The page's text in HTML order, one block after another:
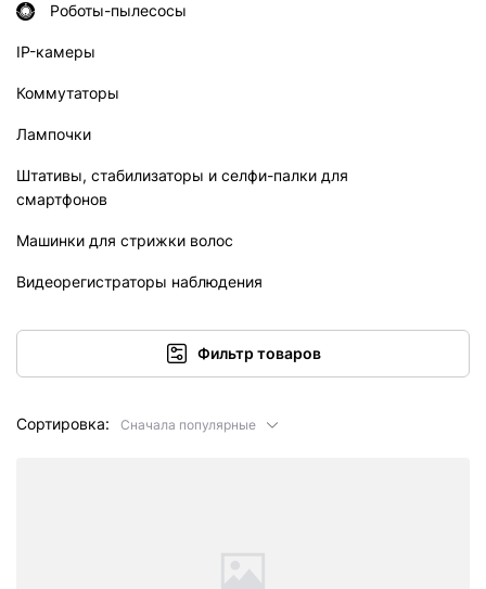
Роботы-пылесосы
IP-камеры
Коммутаторы
Лампочки
Штативы, стабилизаторы и селфи-палки для
смартфонов
Машинки для стрижки волос
Видеорегистраторы наблюдения
Фильтр товаров
Сортировка: Сначала популярные